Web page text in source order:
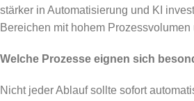
stärker in Automatisierung und KI
Bereichen mit hohem
Welche Prozesse eignen sich
Nicht jeder Ablauf sollte sofort